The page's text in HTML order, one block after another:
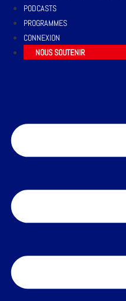
PODCASTS
PROGRAMMES
CONNEXION
NOUS SOUTENIR